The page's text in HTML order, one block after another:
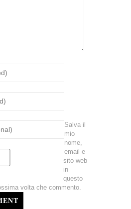
Salva il
mio
nome,
email e
sito web
in
questo
volta che commento.